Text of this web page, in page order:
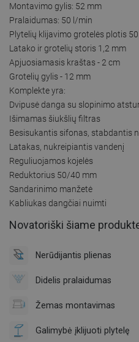
Montavimo gylis: 52 mm
Pralaidumas: 50 l/min
Plytelių klijavimo grotelės plotis
Latako ir grotelių storis 1,2 mm
Apjuosiamasis kraštas - 2 cm
Grotelių gylis - 12 mm
Komplekte yra:
Dvipusė danga su slopinimo
Išimamas šiukšlių filtras
Besisukantis sifonas, stabdantis
Latakas, nukreipiantis vandenį
Reguliuojamos kojelės
Reduktorius 50/40 mm
Sandarinimo manžetė
Kabliukas dangčiai nuimti
Novatoriški šiame
Nerūdijantis plienas
Didelis pralaidumas
Žemas montavimas
Galimybė įklijuoti plytelę